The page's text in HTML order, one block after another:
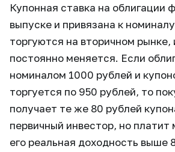
Купонная ставка на облигации
выпуске и привязана к
торгуются на вторичном рынке,
постоянно меняется. Если
номиналом 1000 рублей и
торгуется по 950 рублей, то
получает те же 80 рублей
первичный инвестор, но
его реальная доходность выше